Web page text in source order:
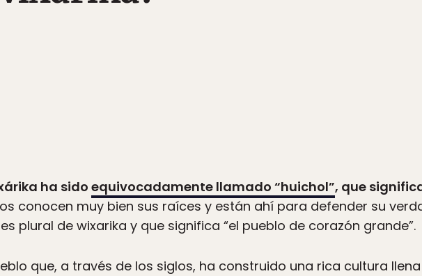
ha sido equivocadamente llamado “huichol”, que
conocen muy bien sus raíces y están ahí para defender su
plural de wixarika y que significa “el pueblo de corazón grande”.
que, a través de los siglos, ha construido una rica cultura